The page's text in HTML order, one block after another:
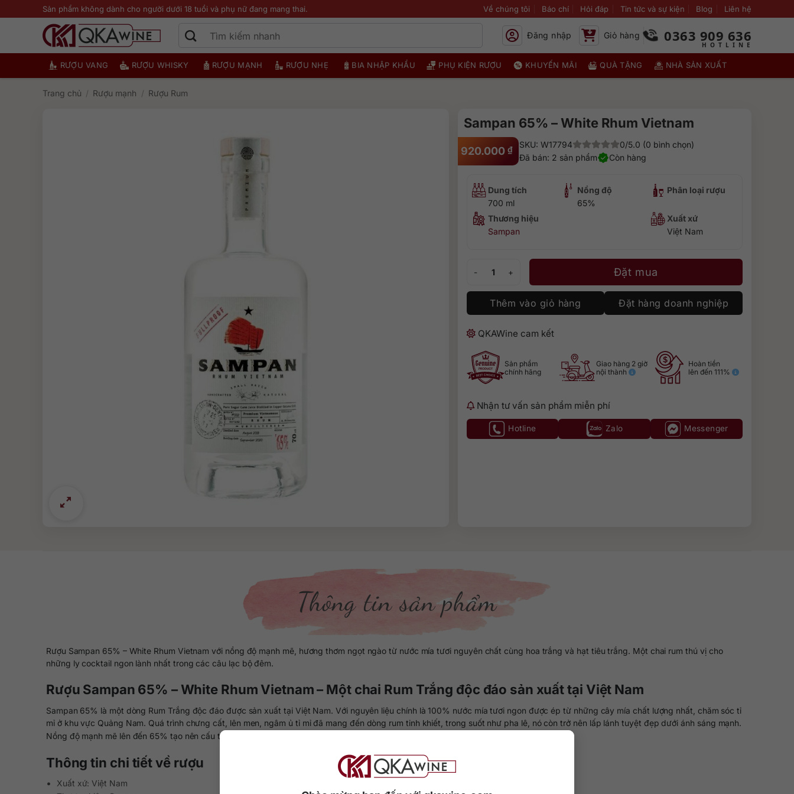
qua
Sản phẩm không dành cho người dưới 18 tuổi và phụ nữ đang mang thai. Về chúng tôi Báo chí Hỏi đáp Tin tức và sự kiện Blog Liên hệ
Đăng nhập Giỏ hàng 0363 909 636
RƯỢU VANG RƯỢU WHISKY RƯỢU MẠNH RƯỢU NHẸ BIA NHẬP KHẨU PHỤ KIỆN RƯỢU KHUYẾN MÃI QUÀ TẶNG NHÀ SẢN XUẤT
Trang chủ / Rượu mạnh / Rượu Rum
Sampan 65% – White Rhum Vietnam
920.000 ₫ SKU: W17794
0/5.0 (0 bình chọn)
Đã bán: 2 sản phẩm
Còn hàng
Dung tích
700 ml
Nồng độ
65%
Phân loại rượu
Thương hiệu
Sampan
Xuất xứ
Việt Nam
Sampan 65% - White Rhum Vietnam số lượngĐặt mua
Thêm vào giỏ hàng Đặt hàng doanh nghiệp
QKAWine cam kết
Sản phẩm
chính hãng
Giao hàng 2 giờ
nội thành
Hoàn tiền
lên đến 111%
Nhận tư vấn sản phẩm miễn phí
Hotline Zalo Messenger
Thông tin sản phẩm
Rượu Sampan 65% – White Rhum Vietnam với nồng độ mạnh mẽ, hương thơm ngọt ngào từ nước mía tươi nguyên chất cùng hoa trắng và hạt tiêu trắng. Một chai rum thú vị cho
những ly cocktail ngon lành nhất trong các câu lạc bộ đêm.
Rượu Sampan 65% – White Rhum Vietnam – Một chai Rum Trắng độc đáo sản xuất tại Việt Nam
Sampan 65% là một dòng Rum Trắng độc đáo được sản xuất tại Việt Nam. Với nguyên liệu chính là 100% nước mía tươi ngon được ép từ những cây mía chất lượng nhất, chăm sóc tỉ
mỉ ở khu vực Quảng Nam. Quá trình chưng cất, lên men, ngâm ủ tỉ mỉ đã mang đến dòng rum tinh khiết, trong suốt như pha lê, nó còn trở nên lấp lánh tuyệt đẹp dưới ánh sáng mạnh.
Nồng độ mạnh mẽ lên đến 65% tạo nên cấu trúc đầy đặn, nồng đậm, cực kỳ nịnh lưỡi đối với những ai yêu thích rượu mạnh.
Thông tin chi tiết về rượu
Xuất xứ: Việt Nam